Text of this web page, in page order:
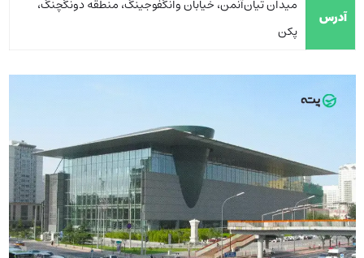
آدرس
میدان تیان‌آنمن، خیابان وانگفوجینگ، منطقه دونگچنگ،
پکن